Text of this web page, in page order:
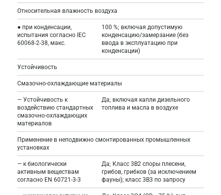
Относительная влажность воздуха
● при конденсации,
испытания согласно IEC
60068-2-38, макс.
100 %; включая допустимую
конденсацию/замерзание (без
ввода в эксплуатацию при
конденсации)
Устойчивость
Смазочно-охлаждающие материалы
— Устойчивость к
воздействию стандартных
смазочно-охлаждающих
материалов
Да; включая капли дизельного
топлива и масла в воздухе
Применение в неподвижно смонтированных промышленных
установках
— к биологически
активным веществам
согласно EN 60721-3-3
Да; Класс 3B2 споры плесени,
грибов, грибков (за исключением
фауны); класс 3B3 по запросу